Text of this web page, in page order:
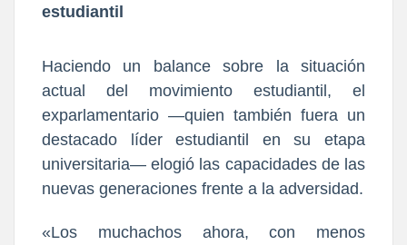
estudiantil
Haciendo un balance sobre la situación
actual del movimiento estudiantil, el
exparlamentario —quien también fuera un
destacado líder estudiantil en su etapa
universitaria— elogió las capacidades de las
nuevas generaciones frente a la adversidad.
«Los muchachos ahora, con menos